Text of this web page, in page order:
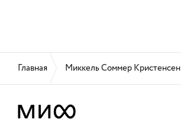
Главная Миккель Соммер Кристенсен